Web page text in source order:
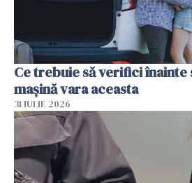
Ce trebuie să verifici înainte
mașină vara aceasta
31 IULIE 2026